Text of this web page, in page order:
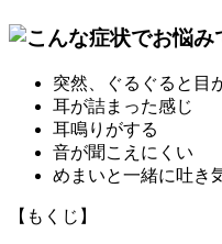
突然、ぐるぐると目
耳が詰まった感じ
耳鳴りがする
音が聞こえにくい
めまいと一緒に吐き
【もくじ】